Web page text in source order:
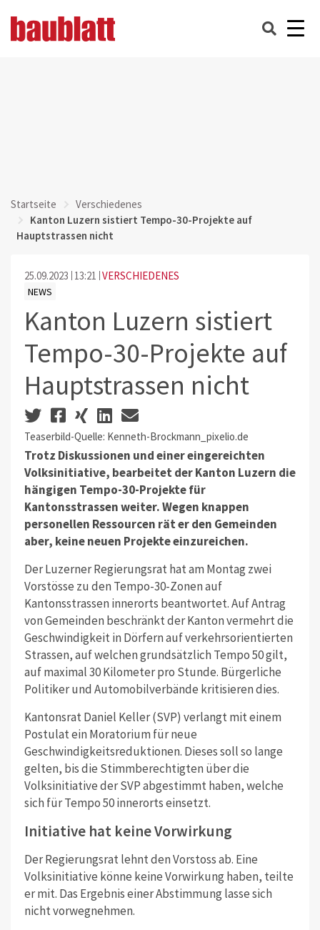
Startseite
Verschiedenes
Kanton Luzern sistiert Tempo-30-Projekte auf
Hauptstrassen nicht
25.09.2023 13:21 VERSCHIEDENES
NEWS
Kanton Luzern sistiert
Tempo-30-Projekte auf
Hauptstrassen nicht
Teaserbild-Quelle: Kenneth-Brockmann_pixelio.de
Trotz Diskussionen und einer eingereichten
Volksinitiative, bearbeitet der Kanton Luzern die
hängigen Tempo-30-Projekte für
Kantonsstrassen weiter. Wegen knappen
personellen Ressourcen rät er den Gemeinden
aber, keine neuen Projekte einzureichen.
Der Luzerner Regierungsrat hat am Montag zwei
Vorstösse zu den Tempo-30-Zonen auf
Kantonsstrassen innerorts beantwortet. Auf Antrag
von Gemeinden beschränkt der Kanton vermehrt die
Geschwindigkeit in Dörfern auf verkehrsorientierten
Strassen, auf welchen grundsätzlich Tempo 50 gilt,
auf maximal 30 Kilometer pro Stunde. Bürgerliche
Politiker und Automobilverbände kritisieren dies.
Kantonsrat Daniel Keller (SVP) verlangt mit einem
Postulat ein Moratorium für neue
Geschwindigkeitsreduktionen. Dieses soll so lange
gelten, bis die Stimmberechtigten über die
Volksinitiative der SVP abgestimmt haben, welche
sich für Tempo 50 innerorts einsetzt.
Initiative hat keine Vorwirkung
Der Regierungsrat lehnt den Vorstoss ab. Eine
Volksinitiative könne keine Vorwirkung haben, teilte
er mit. Das Ergebnis einer Abstimmung lasse sich
nicht vorwegnehmen.